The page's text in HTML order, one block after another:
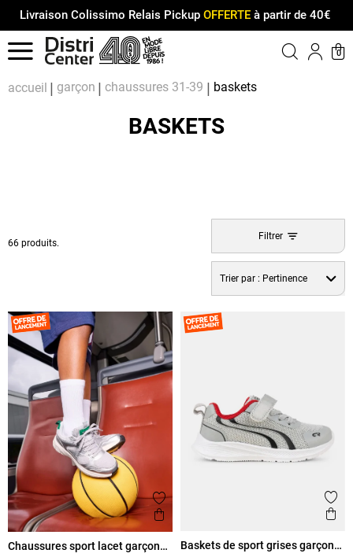
Livraison Colissimo Relais Pickup OFFERTEà partir de 40€
Menu
0
accueil garçon chaussures 31-39 baskets
BASKETS
66 produits.
Filtrer
Trier par : Pertinence
Ajouter aux favoris
Aperçu rapide
Chaussures sport lacet garçon
Baskets de sport grises garçon